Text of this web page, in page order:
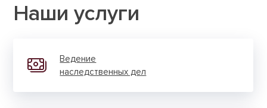
Наши услуги
Ведение
наслед­ственных дел